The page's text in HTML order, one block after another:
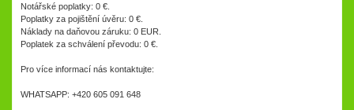
Notářské poplatky: 0 €.
Poplatky za pojištění úvěru: 0 €.
Náklady na daňovou záruku: 0 EUR.
Poplatek za schválení převodu: 0 €.
Pro více informací nás kontaktujte:
WHATSAPP: +420 605 091 648